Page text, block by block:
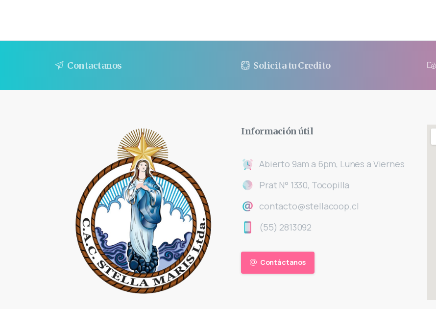
Contactanos Solicita tu Credito
Informaciónútil
Abierto 9am a 6pm, Lunes a Viernes
Prat N° 1330, Tocopilla
contacto@stellacoop.cl
(55) 2813092
Contáctanos